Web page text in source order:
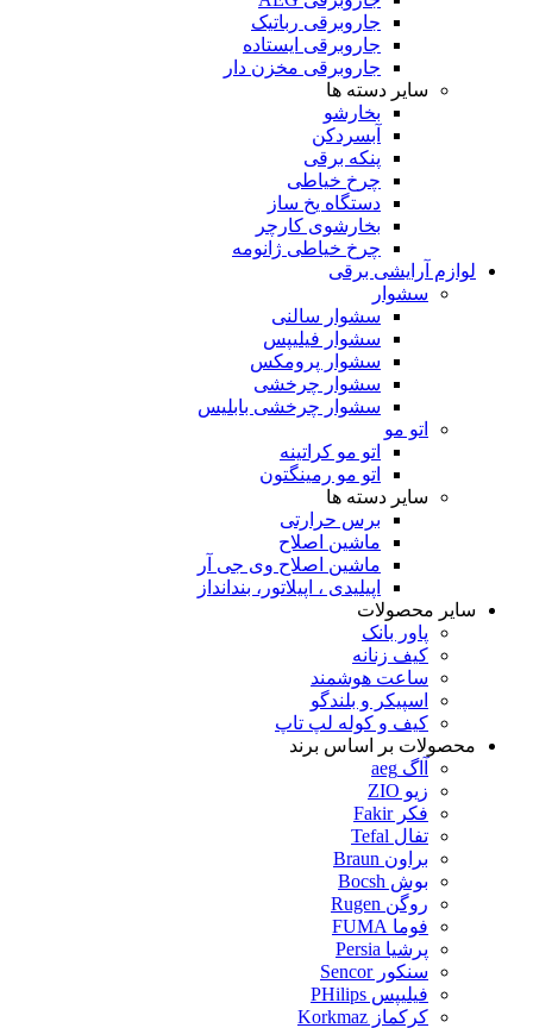
جاروبرقی رباتیک
جاروبرقی ایستاده
جاروبرقی مخزن دار
سایر دسته ها
بخارشو
آبسردکن
پنکه برقی
چرخ خیاطی
دستگاه یخ ساز
بخارشوی کارچر
چرخ خیاطی ژانومه
لوازم آرایشی برقی
سشوار
سشوار سالنی
سشوار فیلیپس
سشوار پرومکس
سشوار چرخشی
سشوار چرخشی بابلیس
اتو مو
اتو مو کراتینه
اتو مو رمینگتون
سایر دسته ها
برس حرارتی
ماشین اصلاح
ماشین اصلاح وی جی آر
اپیلیدی ، اپیلاتور، بندانداز
سایر محصولات
پاور بانک
کیف زنانه
ساعت هوشمند
اسپیکر و بلندگو
کیف و کوله لپ تاپ
محصولات بر اساس برند
آاگ aeg
زیو ZIO
فکر Fakir
تفال Tefal
براون Braun
بوش Bocsh
روگن Rugen
فوما FUMA
پرشیا Persia
سنکور Sencor
فیلیپس PHilips
کرکماز Korkmaz